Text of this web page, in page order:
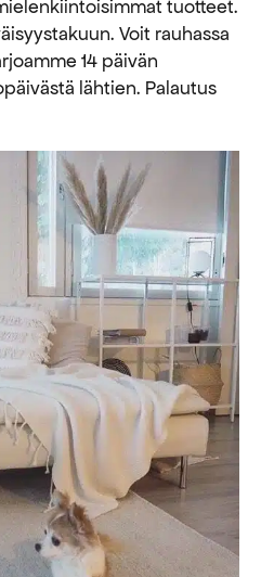
tuotteet.
Voit rauhassa
14 päivän
lähtien. Palautus